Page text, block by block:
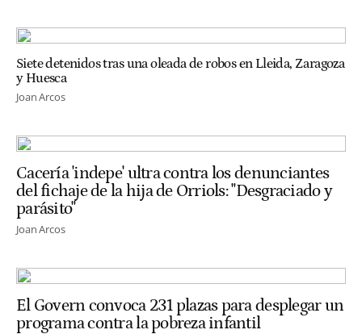
Siete detenidos tras una oleada de robos en Lleida, Zaragoza
y Huesca
Joan Arcos
Cacería 'indepe' ultra contra los denunciantes
del fichaje de la hija de Orriols: "Desgraciado y
parásito"
Joan Arcos
El Govern convoca 231 plazas para desplegar un
programa contra la pobreza infantil